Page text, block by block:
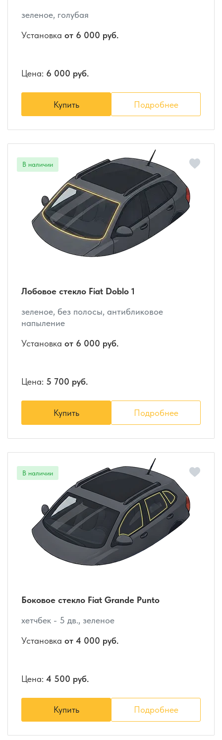
зеленое, голубая
Установка от 6 000 руб.
Цена: 6 000 руб.
Купить Подробнее
Лобовое стекло Fiat Doblo 1
зеленое, без полосы, антибликовое
напыление
Установка от 6 000 руб.
Цена: 5 700 руб.
Купить Подробнее
Боковое стекло Fiat Grande Punto
хетчбек - 5 дв., зеленое
Установка от 4 000 руб.
Цена: 4 500 руб.
Купить Подробнее